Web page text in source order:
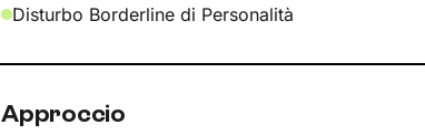
Disturbo Borderline di Personalità
Approccio